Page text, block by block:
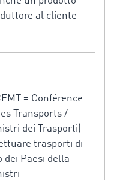
al cliente
= Conférence
Transports /
dei Trasporti)
trasporti di
dei Paesi della